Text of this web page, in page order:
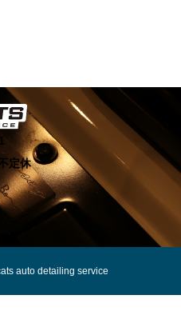
定休
auto detailing service